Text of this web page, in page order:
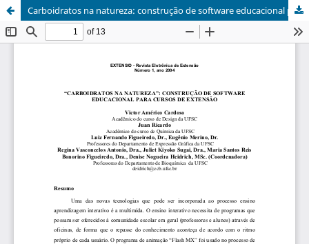
Carboidratos na natureza: construção de software educacional para cursos de extensão